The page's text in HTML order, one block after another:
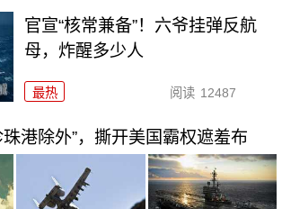
官宣“核常兼备”！六爷挂弹反航
母，炸醒多少人
最热 阅读 12487
港除外”，撕开美国霸权遮羞布